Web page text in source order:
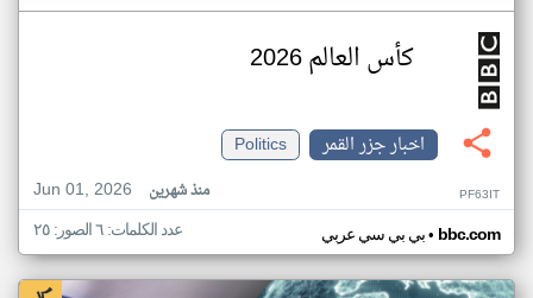
كأس العالم 2026
اخبار جزر القمر
Politics
Jun 01, 2026
منذ شهرين PF63IT
بي بي سي عربي• bbc.com عدد الكلمات: ٦ الصور: ٢٥